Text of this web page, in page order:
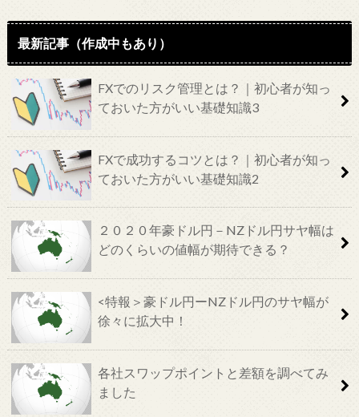
最新記事（作成中もあり）
FXでのリスク管理とは？｜初心者が知っ
ておいた方がいい基礎知識3
FXで成功するコツとは？｜初心者が知っ
ておいた方がいい基礎知識2
２０２０年豪ドル円－NZドル円サヤ幅は
どのくらいの値幅が期待できる？
<特報＞豪ドル円ーNZドル円のサヤ幅が
徐々に拡大中！
各社スワップポイントと差額を調べてみ
ました